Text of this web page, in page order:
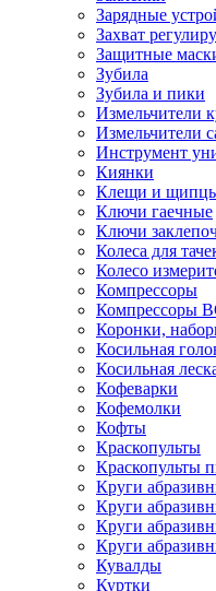
Зарядные
Захват
Защитные
Зубила
Зубила и пики
Измельчители
Измельчители
Инструмент
Киянки
Клещи и
Ключи гаечные
Ключи
Колеса для
Колесо
Компрессоры
Компрессоры
Коронки,
Косильная
Косильная
Кофеварки
Кофемолки
Кофты
Краскопульты
Краскопульты
Круги
Круги
Круги
Круги
Кувалды
Куртки